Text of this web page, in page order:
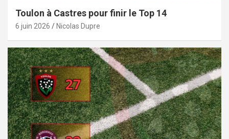
Toulon à Castres pour finir le Top 14
6 juin 2026 Nicolas Dupre